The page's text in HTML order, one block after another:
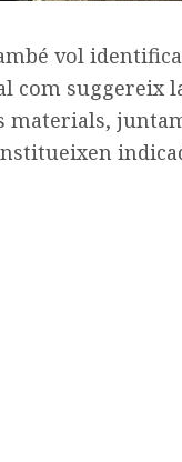
vol
com suggereix
materials,